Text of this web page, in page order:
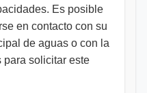
Es posible
en contacto con su
de aguas o con la
para solicitar este